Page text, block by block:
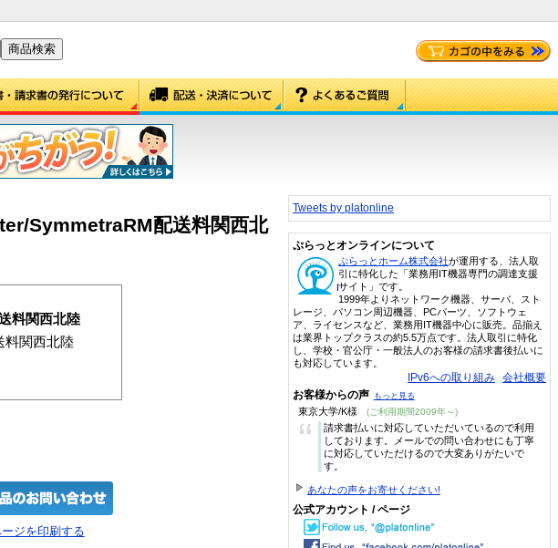
SymmetraRM配送料関西北
料関西北陸
料関西北陸
ジを印刷する
Tweets by platonline
ぷらっとオンラインについて
ぷらっとホーム株式会社が運用する、法人取
引に特化した「業務用IT機器専門の調達支援
サイト」です。
1999年よりネットワーク機器、サーバ、スト
レージ、パソコン周辺機器、PCパーツ、ソフトウェ
ア、ライセンスなど、業務用IT機器中心に販売。品揃え
は業界トップクラスの約5.5万点です。法人取引に特化
し、学校・官公庁・一般法人のお客様の請求書後払いに
も対応しています。
IPv6への取り組み 会社概要
お客様からの声 もっと見る
東京大学/K様 (ご利用期間2009年～)
“
請求書払いに対応していただいているので利用
しております。メールでの問い合わせにも丁寧
に対応していただけるので大変ありがたいで
す。
あなたの声をお寄せください!
公式アカウント / ページ